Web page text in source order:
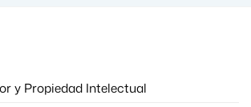
y Propiedad Intelectual